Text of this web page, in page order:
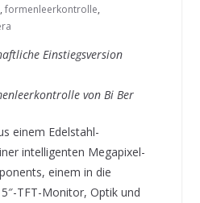
, formenleerkontrolle,
Einstiegsversion
von Bi Ber
einem Edelstahl-
intelligenten Megapixel-
einem in die
TFT-Monitor, Optik und